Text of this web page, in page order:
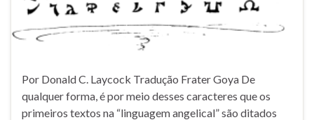
Por Donald C. Laycock Tradução Frater Goya De
qualquer forma, é por meio desses caracteres que os
primeiros textos na “linguagem angelical” são ditados